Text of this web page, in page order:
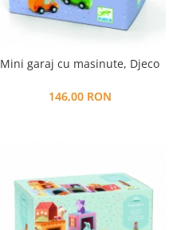
Mini garaj cu masinute, Djeco
146,00 RON